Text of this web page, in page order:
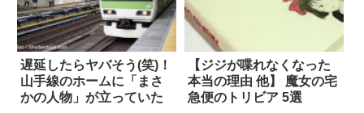
遅延したらヤバそう(笑)！
山手線のホームに「まさ
かの人物」が立っていた
【ジジが喋れなくなった
本当の理由 他】 魔女の宅
急便のトリビア 5選